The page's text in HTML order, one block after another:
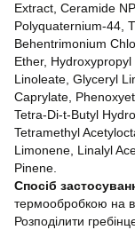
Extract, Ceramide
Polyquaternium-44,
Behentrimonium
Ether,
Linoleate, Glyceryl
Caprylate,
Tetra-Di-t-Butyl
Tetramethyl
Limonene, Linalyl
Pinene.
Спосіб
термообробкою на
Розподілити